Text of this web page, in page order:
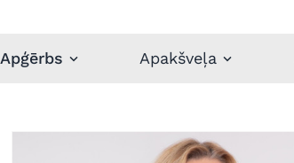
Apģērbs Apakšveļa